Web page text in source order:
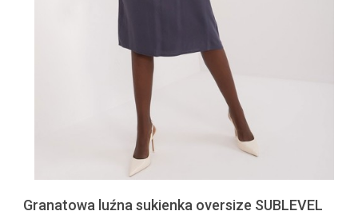
Granatowa luźna sukienka oversize SUBLEVEL